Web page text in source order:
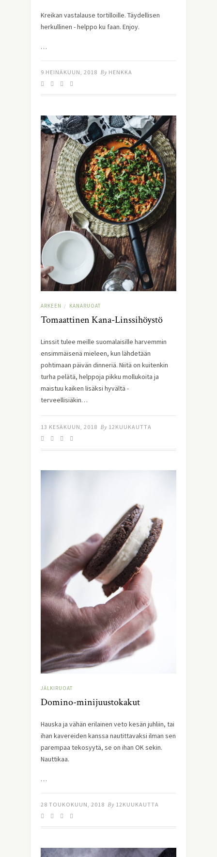
Kreikan vastalause tortilloille. Täydellisen
herkullinen - helppo ku faan. Enjoy.
…
9 HEINÄKUUN, 2018 By HENKKA
ARKEEN / KANARUOAT
Tomaattinen Kana-Linssihöystö
Linssit tulee meille suomalaisille harvemmin
ensimmäisenä mieleen, kun lähdetään
pohtimaan päivän dinneriä. Niitä on kuitenkin
turha pelätä, helppoja pikku mollukoita ja
maistuu kaiken lisäksi hyvältä -
terveellisiäkin…
13 KESÄKUUN, 2018 By 12KUUKAUTTA
JÄLKIRUOAT
Domino-minijuustokakut
Hauska ja vähän erilainen veto kesän juhliin, tai
ihan kavereiden kanssa nautittavaksi ilman sen
parempaa tekosyytä, se on ihan OK sekin.
Nauttikaa.
…
28 TOUKOKUUN, 2018 By 12KUUKAUTTA